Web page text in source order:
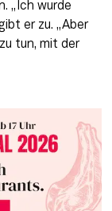
„Ich wurde
er zu. „Aber
tun, mit der